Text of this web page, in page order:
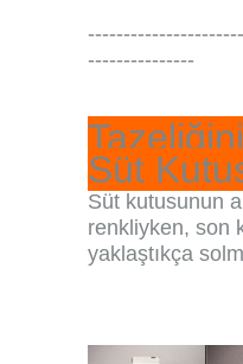
---------------
Süt
Süt kutusunun
renkliyken, son
yaklaştıkça